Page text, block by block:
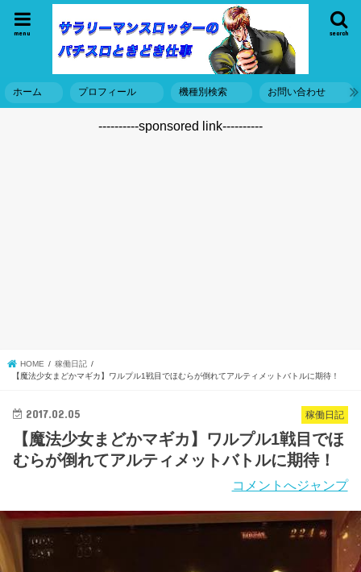
search
menu
ホーム プロフィール 機種別検索 お問い合わせ
----------sponsored link----------
HOME
稼働日記
【魔法少女まどかマギカ】ワルプル1戦目でほむらが倒れてアルティメットバトルに期待！
稼働日記
2017.02.05
【魔法少女まどかマギカ】ワルプル1戦目でほ
むらが倒れてアルティメットバトルに期待！
コメントへジャンプ